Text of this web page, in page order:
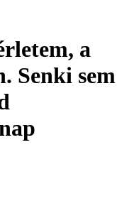
a
Senki sem